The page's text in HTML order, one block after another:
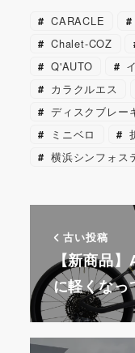
e
s
k
y
e
a
d
s
CARACLE
Chalet-COZ
Q'AUTO
カラクルエス
ディスクブレー
ミニベロ
横浜シンフォス
古い投稿
【新商品
に軽くな